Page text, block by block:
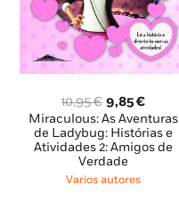
10,95€ O
preço
original
era:
10,95 €.
9,85€O
preço
atual
é:
Miraculous: As Aventuras
de Ladybug: Histórias e
Atividades 2: Amigos de
Verdade
Varios autores